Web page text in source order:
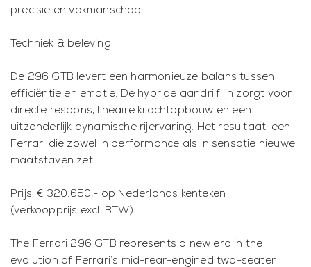
precisie en vakmanschap.
Techniek & beleving
De 296 GTB levert een harmonieuze balans tussen
efficiëntie en emotie. De hybride aandrijflijn zorgt voor
directe respons, lineaire krachtopbouw en een
uitzonderlijk dynamische rijervaring. Het resultaat: een
Ferrari die zowel in performance als in sensatie nieuwe
maatstaven zet.
Prijs: € 320.650,- op Nederlands kenteken
(verkoopprijs excl. BTW)
The Ferrari 296 GTB represents a new era in the
evolution of Ferrari’s mid-rear-engined two-seater